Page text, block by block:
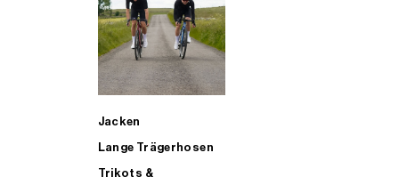
Jacken
Lange Trägerhosen
Trikots &
ALLE TRIATHLONARTIKEL FÜR MÄNNER KAUFEN